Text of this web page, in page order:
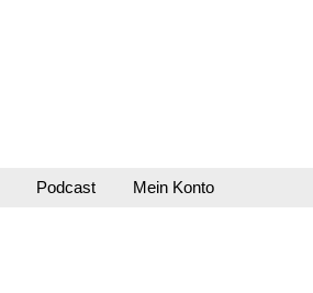
Podcast Mein Konto